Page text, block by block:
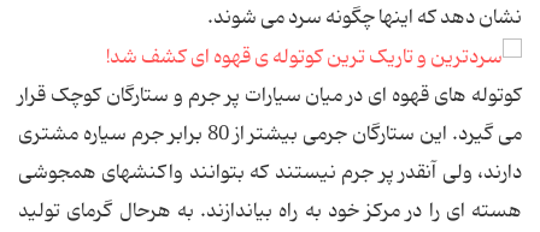
نشان دهد که اینها چگونه سرد می شوند.
کوتوله های قهوه ای در میان سیارات پر جرم و ستارگان کوچک قرار
می گیرد. این ستارگان جرمی بیشتر از 80 برابر جرم سیاره مشتری
دارند، ولی آنقدر پر جرم نیستند که بتوانند واکنشهای همجوشی
هسته ای را در مرکز خود به راه بیاندازند. به هرحال گرمای تولید